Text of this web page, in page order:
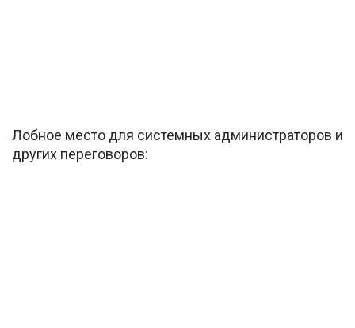
Лобное место для системных администраторов и
других переговоров: